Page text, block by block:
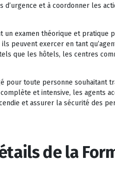
et à coordonner les
un examen théorique et pratique
peuvent exercer en tant
que les hôtels, les centres
pour toute personne souhaitant
et intensive, les agents
et assurer la sécurité des
de la